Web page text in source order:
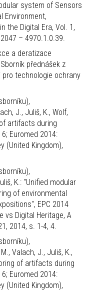
system of Sensors
Environment,
the Digital Era, Vol. 1,
– 4970.1.0.39.
a deratizace
přednášek z
technologie ochrany
J., Juliš, K., Wolf,
artifacts during
Euromed 2014:
(United Kingdom),
K.: "Unified modular
of environmental
EPC 2014
vs Digital Heritage, A
2014, s. 1-4, 4.
J., Juliš, K.,
of artifacts during
Euromed 2014:
(United Kingdom),